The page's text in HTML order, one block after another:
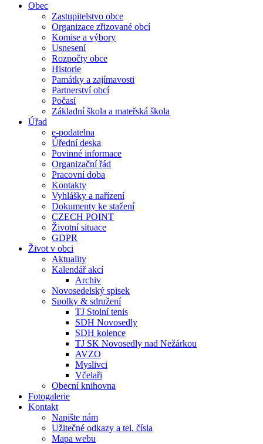
Obec
Zastupitelstvo obce
Organizace zřizované obcí
Komise a výbory
Usnesení
Rozpočty obce
Historie
Památky a zajímavosti
Partnerství obcí
Počasí
Základní škola a mateřská škola
Úřad
e-podatelna
Úřední deska
Povinné informace
Organizační řád
Pracovní doba
Kontakty
Vyhlášky a nařízení
Dokumenty ke stažení
CZECH POINT
Životní situace
GDPR
Život v obci
Aktuality
Kalendář akcí
Archiv
Novosedelský spisek
Spolky & sdružení
TJ Stolní tenis
SDH Novosedly
SDH kolence
TJ SK Novosedly nad Nežárkou
AVZO
Myslivci
Včelaři
Obecní knihovna
Fotogalerie
Kontakt
Napište nám
Užitečné odkazy a tel. čísla
Mapa webu